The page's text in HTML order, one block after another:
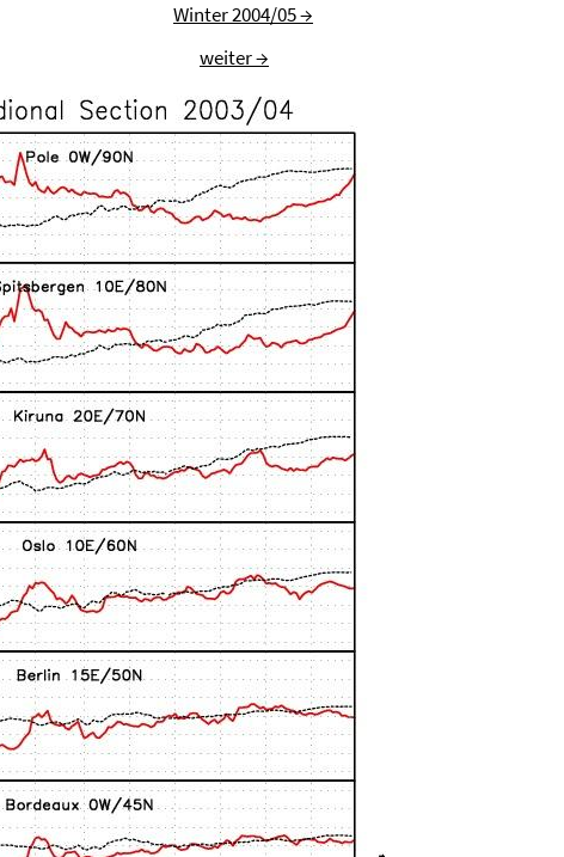
Winter 2004/05 →
weiter →